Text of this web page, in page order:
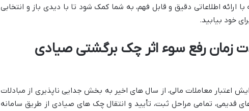
ارائه اطلاعاتی دقیق و قابل فهم، به شما کمک شود تا با دیدی باز و انتخابی
خود بیابید.
زمان رفع سوء اثر چک برگشتی صیادی
معاملات مالی، از سال های اخیر به بخش جدایی ناپذیری از مبادلات
قدیمی، تمامی مراحل ثبت، تأیید و انتقال چک های صیادی از طریق سامانه